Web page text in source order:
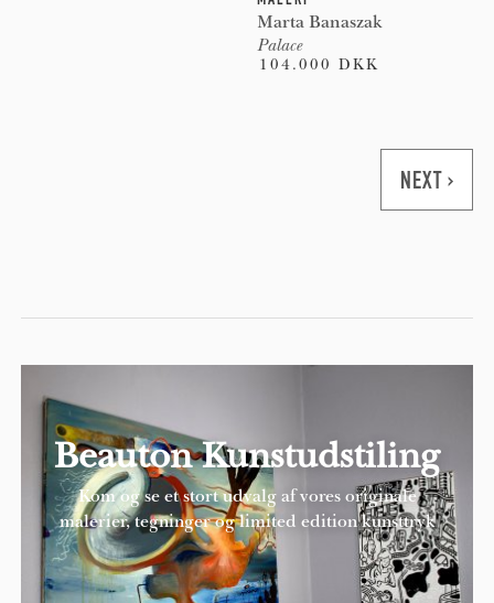
Marta Banaszak
Palace
104.000 DKK
NEXT ›
Beauton Kunstudstiling
Kom og se et stort udvalg af vores originale
malerier, tegninger og limited edition kunsttryk